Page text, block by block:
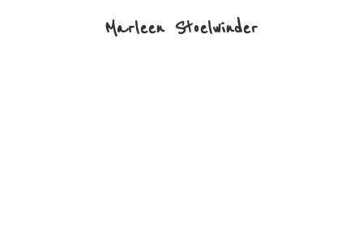
Marleen Stoelwinder